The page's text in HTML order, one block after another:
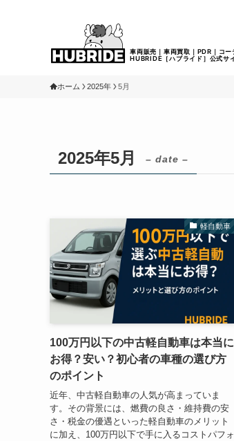
ホーム 2025年 5月
2025年5月 – date –
軽自動車
100万円以下の中古軽自動車は本当に
お得？安い？初心者の車種の選び方
のポイント
近年、中古軽自動車の人気が高まっていま
す。その背景には、燃費の良さ・維持費の安
さ・税金の優遇といった軽自動車のメリット
に加え、100万円以下で手に入るコストパフォ